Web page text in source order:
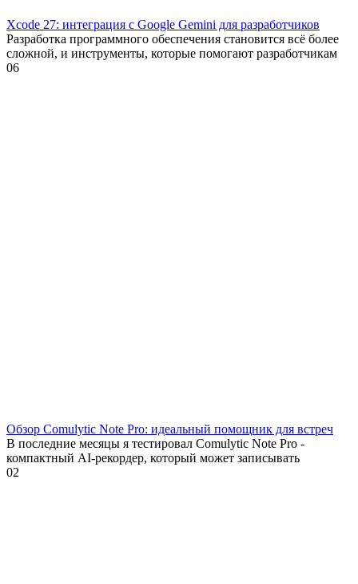
Xcode 27: интеграция с Google Gemini для разработчиков
Разработка программного обеспечения становится всё более
сложной, и инструменты, которые помогают разработчикам
06
Обзор Comulytic Note Pro: идеальный помощник для встреч
В последние месяцы я тестировал Comulytic Note Pro -
компактный AI-рекордер, который может записывать
02